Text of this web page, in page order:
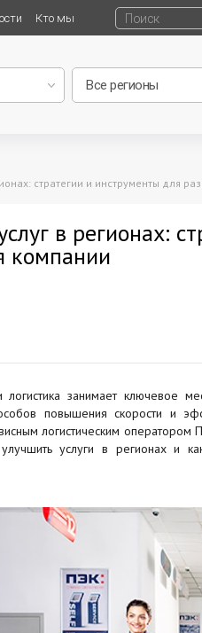
Кто мы
стратегии и инструменты для
в регионах:
компании
занимает ключевое
повышения скорости и
логистическим оператором
услуги в регионах и